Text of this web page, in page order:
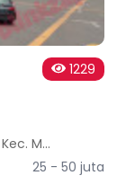
1229
Jl. Raya Menur No.35, Manyar Sabrangan, Kec. Mulyorejo, Surabaya, Jawa Timur 60282, Indonesia
25 - 50 juta